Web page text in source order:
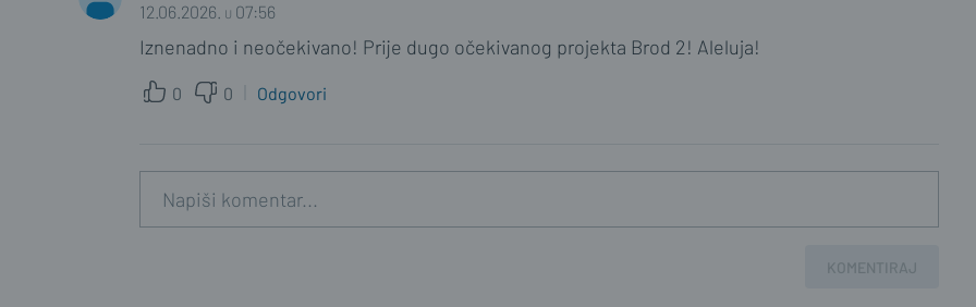
12.06.2026. u 07:56
Iznenadno i neočekivano! Prije dugo očekivanog projekta Brod 2! Aleluja!
0 0 Odgovori
KOMENTIRAJ